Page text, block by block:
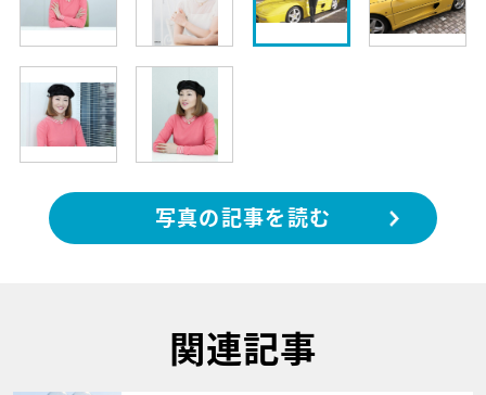
写真の記事を読む
関連記事